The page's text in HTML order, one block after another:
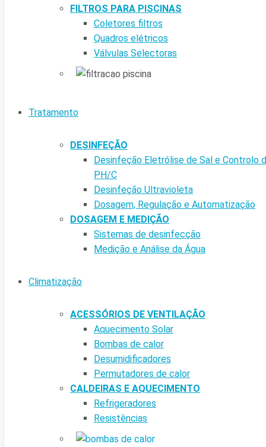
FILTROS PARA PISCINAS
Coletores filtros
Quadros elétricos
Válvulas Selectoras
Tratamento
DESINFEÇÃO
Desinfeção Eletrólise de Sal e Controlo
PH/C
Desinfeção Ultravioleta
Dosagem, Regulação e Automatização
DOSAGEM E MEDIÇÃO
Sistemas de desinfecção
Medição e Análise da Água
Climatização
ACESSÓRIOS DE VENTILAÇÃO
Aquecimento Solar
Bombas de calor
Desumidificadores
Permutadores de calor
CALDEIRAS E AQUECIMENTO
Refrigeradores
Resistências